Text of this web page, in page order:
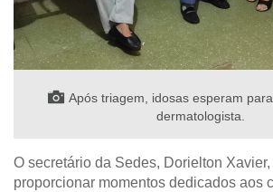
Após triagem, idosas esperam
dermatologista.
O secretário da Sedes, Dorielton
proporcionar momentos dedicados aos